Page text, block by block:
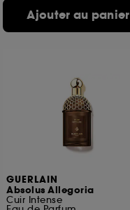
Ajouter au panier
GUERLAIN
Absolus Allegoria
Cuir Intense